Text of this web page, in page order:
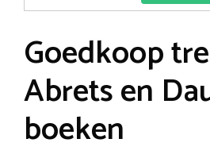
Goedkoop
Abrets en
boeken